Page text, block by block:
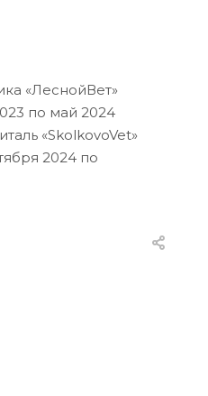
«ЛеснойВет»
по май 2024
«SkolkovoVet»
2024 по